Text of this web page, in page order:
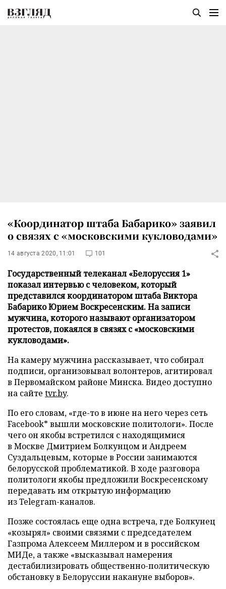
«Координатор штаба Бабарико» заявил
о связях с «московскими кукловодами»
14 августа 2020, 11:01 101
Государственный телеканал «Белоруссия 1»
показал интервью с человеком, который
представился координатором штаба Виктора
Бабарико Юрием Воскресенским. На записи
мужчина, которого называют организатором
протестов, покаялся в связях с «московскими
кукловодами».
На камеру мужчина рассказывает, что собирал
подписи, организовывал волонтеров, агитировал
в Первомайском районе Минска. Видео доступно
на сайте tvr.by.
По его словам, «где-то в июне на него через сеть
Facebook* вышли московские политологи». После
чего он якобы встретился с находящимися
в Москве Дмитрием Болкунцом и Андреем
Суздальцевым, которые в России занимаются
белорусской проблематикой. В ходе разговора
политологи якобы предложили Воскресенскому
передавать им открытую информацию
из Telegram-каналов.
Позже состоялась еще одна встреча, где Болкунец
«козырял» своими связями с председателем
Газпрома Алексеем Миллером и в российском
МИДе, а также «высказывал намерения
дестабилизировать общественно-политическую
обстановку в Белоруссии накануне выборов».